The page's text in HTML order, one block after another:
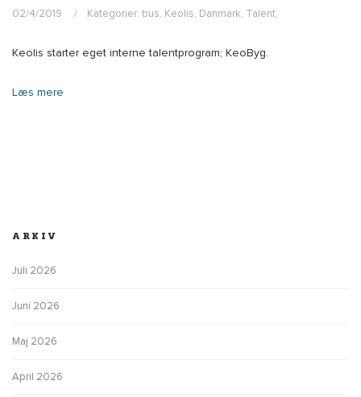
02/4/2019 Kategorier: bus, Keolis, Danmark, Talent,
Keolis starter eget interne talentprogram; KeoByg.
Læs mere
ARKIV
Juli 2026
Juni 2026
Maj 2026
April 2026